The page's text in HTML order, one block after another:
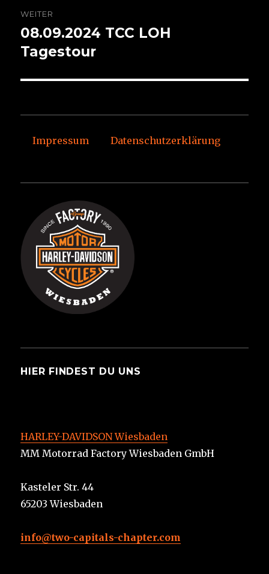
WEITER
Nächster
Beitrag:
08.09.2024 TCC LOH
Tagestour
Impressum Datenschutzerklärung
HIER FINDEST DU UNS
HARLEY-DAVIDSON Wiesbaden
MM Motorrad Factory Wiesbaden GmbH
Kasteler Str. 44
65203 Wiesbaden
info@two-capitals-chapter.com